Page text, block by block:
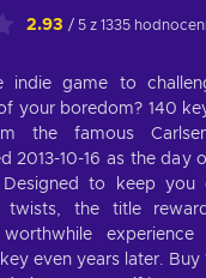
2.93 / 5 z 1335
indie game to
your boredom? 140
the famous
2013-10-16 as the day
Designed to keep
twists, the title
even years later. Buy